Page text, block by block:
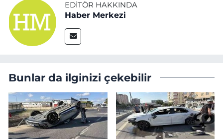
EDITÖR HAKKINDA
Haber Merkezi
Bunlar da ilginizi çekebilir